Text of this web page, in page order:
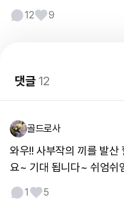
12 9
댓글12
골드로사
와우!! 사부작의 끼를 발산
요~ 기대 됩니다~ 쉬엄쉬
1 5